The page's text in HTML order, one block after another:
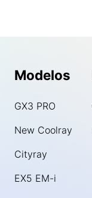
Modelos
GX3 PRO
New Coolray
Cityray
EX5 EM-i